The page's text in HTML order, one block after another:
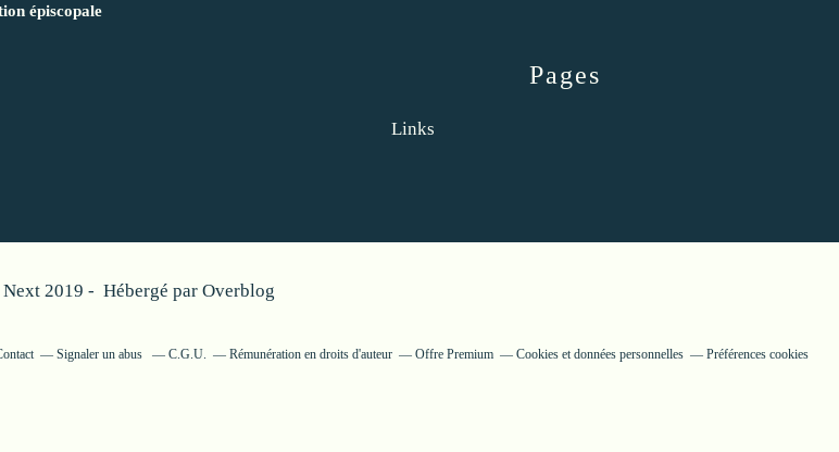
épiscopale
Pages
Links
2019 - Hébergé par Overblog
Signaler un abus C.G.U. Rémunération en droits d'auteur Offre Premium Cookies et données personnelles Préférences cookies